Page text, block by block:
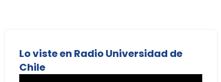
Lo viste en Radio Universidad de
Chile